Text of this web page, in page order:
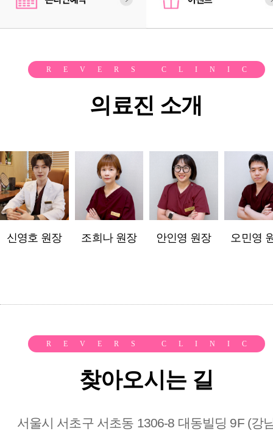
REVERS CLINIC
의료진 소개
신영호 원장 조희나 원장 안인영 원장 오민영
REVERS CLINIC
찾아오시는 길
서울시 서초구 서초동 1306-8 대동빌딩 9F (강